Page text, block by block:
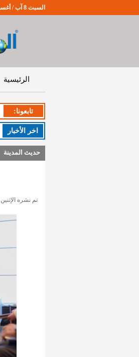
السبت 8 آب / أغسطس 2026. 9:9:15 صباحاً
الرئيسية
تابعونا:
اخر اﻷخبار
حديث المدينة
تم نشره الإثنين 10 نيسان / أبريل 2023 12:34 مساءً